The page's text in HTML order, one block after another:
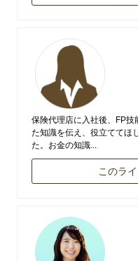
保険代理店に入社後、FP
た知識を伝え、役立ててほ
た。お金の知識...
このラ